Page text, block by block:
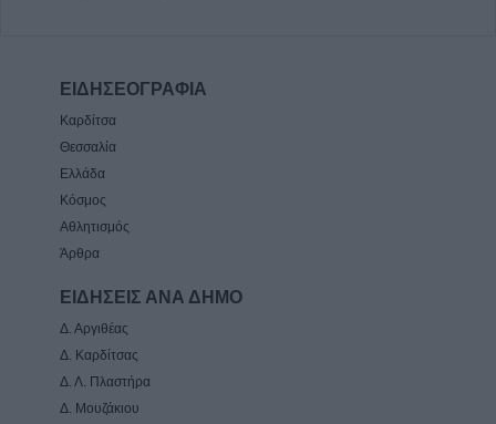
ΕΙΔΗΣΕΟΓΡΑΦΙΑ
Καρδίτσα
Θεσσαλία
Ελλάδα
Κόσμος
Αθλητισμός
Άρθρα
ΕΙΔΗΣΕΙΣ ΑΝΑ ΔΗΜΟ
Δ. Αργιθέας
Δ. Καρδίτσας
Δ. Λ. Πλαστήρα
Δ. Μουζάκιου